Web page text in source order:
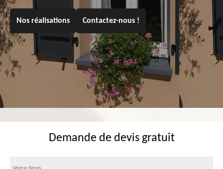
Nos réalisations Contactez-nous !
Demande de devis gratuit